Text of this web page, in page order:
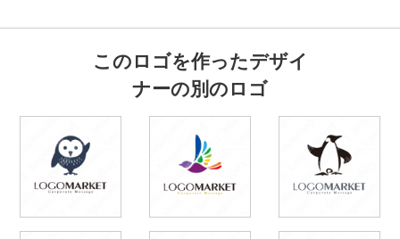
このロゴを作ったデザイ
ナーの別のロゴ